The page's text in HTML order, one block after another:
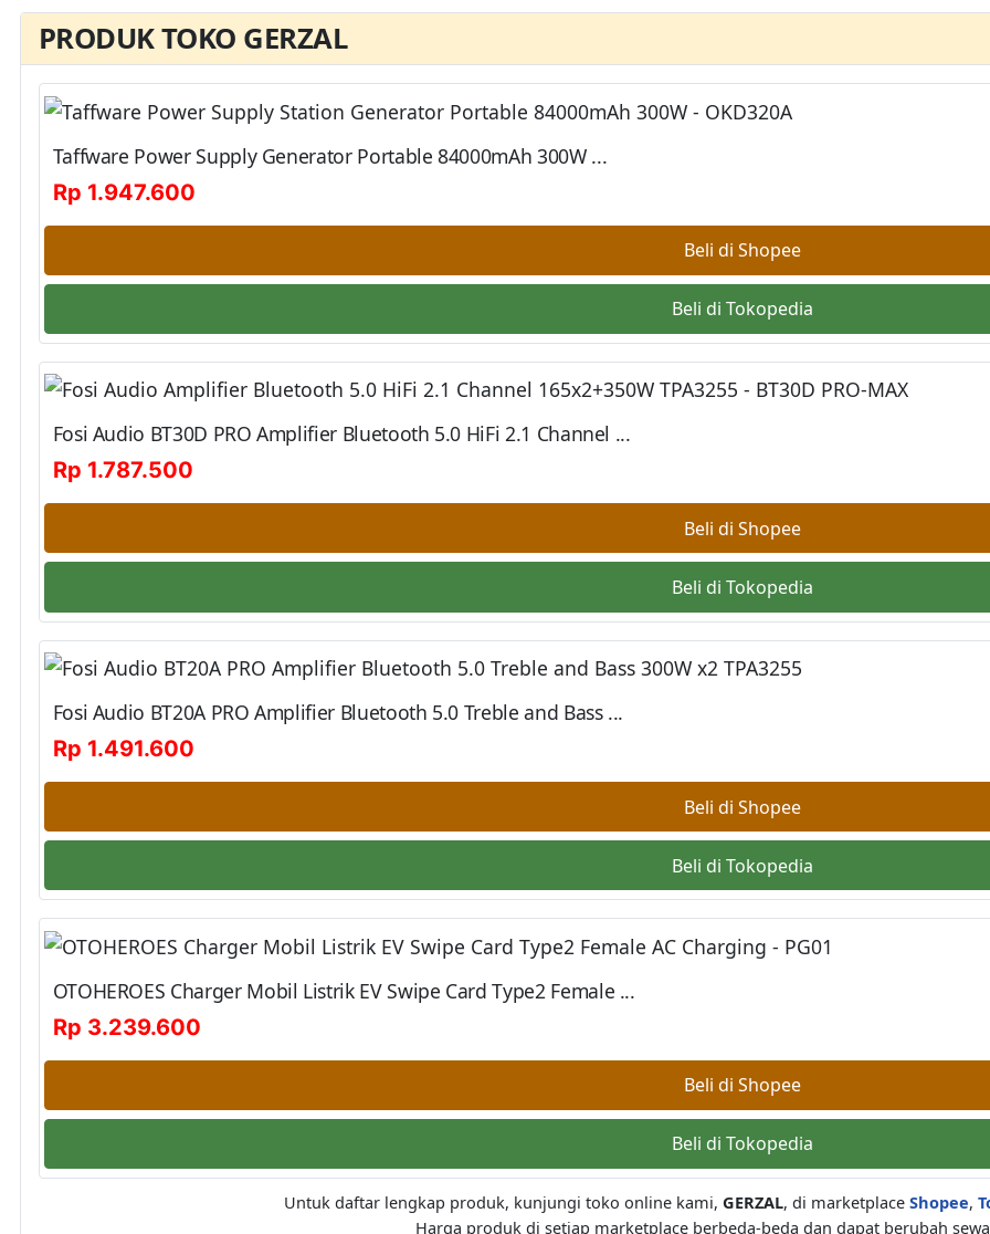
PRODUK TOKO GERZAL
Taffware Power Supply Generator Portable 84000mAh 300W ...
Rp 1.947.600
Beli di Shopee
Beli di Tokopedia
Fosi Audio BT30D PRO Amplifier Bluetooth 5.0 HiFi 2.1 Channel ...
Rp 1.787.500
Beli di Shopee
Beli di Tokopedia
Fosi Audio BT20A PRO Amplifier Bluetooth 5.0 Treble and Bass ...
Rp 1.491.600
Beli di Shopee
Beli di Tokopedia
OTOHEROES Charger Mobil Listrik EV Swipe Card Type2 Female ...
Rp 3.239.600
Beli di Shopee
Beli di Tokopedia
Untuk daftar lengkap produk, kunjungi toko online kami, GERZAL, di marketplace Shopee,
Harga produk di setiap marketplace berbeda-beda dan dapat berubah